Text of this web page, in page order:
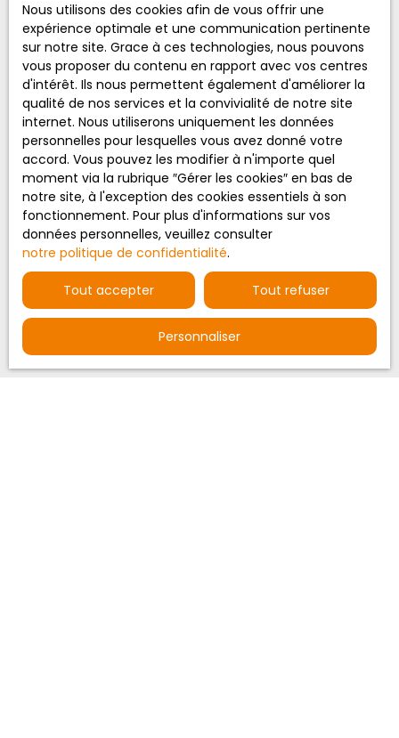
L'équipe de Bourges
Nous utilisons des cookies afin de vous offrir une
expérience optimale et une communication pertinente
sur notre site. Grace à ces technologies, nous pouvons
vous proposer du contenu en rapport avec vos centres
d'intérêt. Ils nous permettent également d'améliorer la
qualité de nos services et la convivialité de notre site
internet. Nous utiliserons uniquement les données
personnelles pour lesquelles vous avez donné votre
accord. Vous pouvez les modifier à n'importe quel
moment via la rubrique ″Gérer les cookies″ en bas de
notre site, à l'exception des cookies essentiels à son
fonctionnement. Pour plus d'informations sur vos
données personnelles, veuillez consulter
notre politique de confidentialité.
Tout accepter Tout refuser
Personnaliser